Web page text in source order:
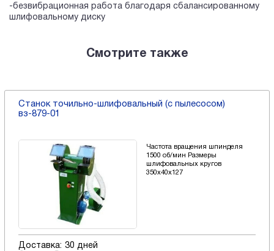
-безвибрационная работа благодаря сбалансированному
шлифовальному диску
Смотрите также
Станок точильно-шлифовальный (с пылесосом)
вз-879-01
Частота вращения шпинделя
1500 об/мин Размеры
шлифовальных кругов
350х40х127
Доставка: 30 дней